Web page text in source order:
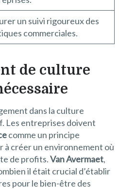
un suivi rigoureux des
commerciales.
de culture
dans la culture
Les entreprises doivent
comme un principe
à créer un environnement où
de profits.Van Avermaet,
il était crucial d’établir
pour le bien-être des